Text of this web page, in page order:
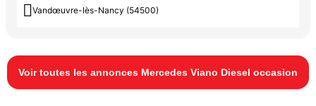
 Vandœuvre-lès-Nancy (54500)
Voir toutes les annonces Mercedes Viano Diesel occasion